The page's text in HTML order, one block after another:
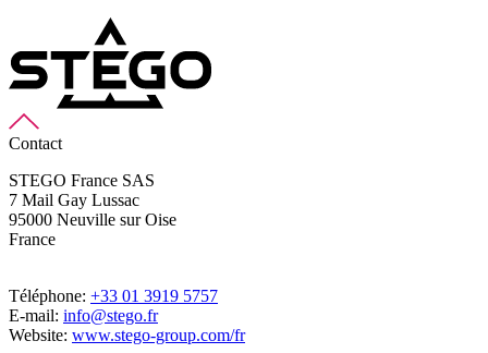
Contact
STEGO France SAS
7 Mail Gay Lussac
95000 Neuville sur Oise
France
Téléphone: +33 01 3919 5757
E-mail: info@stego.fr
Website: www.stego-group.com/fr